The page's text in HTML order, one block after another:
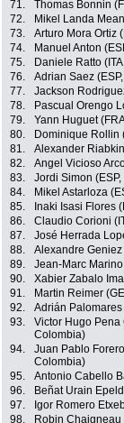
71.
Thomas Bonnin
72.
Mikel Landa
73.
Arturo Mora Ortiz
74.
Manuel Anton
75.
Daniele Ratto
76.
Adrian Saez
77.
Jackson
78.
Pascual Orengo
79.
Yann Huguet
80.
Dominique Rollin
81.
Alexander
82.
Angel Vicioso
83.
Jordi Simon
84.
Mikel Astarloza
85.
Inaki Isasi Flores
86.
Claudio Corioni
87.
José Herrada
88.
Alexandre
89.
Jean-Marc
90.
Xabier Zabalo
91.
Martin Reimer
92.
Adrián
93.
Victor Hugo Pena
Colombia)
94.
Juan Pablo
Colombia)
95. Antonio Cabello
96.
Beñat Urain
97.
Igor Romero
98.
Robin